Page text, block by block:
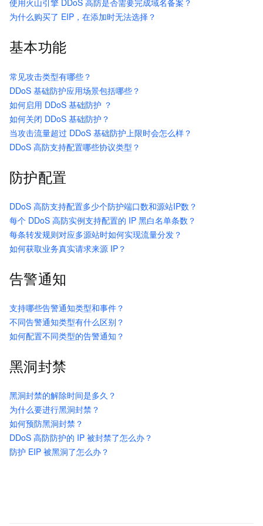
使用火山引擎 DDoS 高防是否需要完成域名备案？
为什么购买了 EIP，在添加时无法选择？
基本功能
常见攻击类型有哪些？
DDoS 基础防护应用场景包括哪些？
如何启用 DDoS 基础防护 ？
如何关闭 DDoS 基础防护？
当攻击流量超过 DDoS 基础防护上限时会怎么样？
DDoS 高防支持配置哪些协议类型？
防护配置
DDoS 高防支持配置多少个防护端口数和源站IP数？
每个 DDoS 高防实例支持配置的 IP 黑白名单条数？
每条转发规则对应多源站时如何实现流量分发？
如何获取业务真实请求来源 IP？
告警通知
支持哪些告警通知类型和事件？
不同告警通知类型有什么区别？
如何配置不同类型的告警通知？
黑洞封禁
黑洞封禁的解除时间是多久？
为什么要进行黑洞封禁？
如何预防黑洞封禁？
DDoS 高防防护的 IP 被封禁了怎么办？
防护 EIP 被黑洞了怎么办？